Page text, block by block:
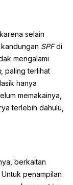
selain
SPFdi
mengalami
, paling terlihat
hanya
memakainya,
terlebih dahulu,
berkaitan
penampilan